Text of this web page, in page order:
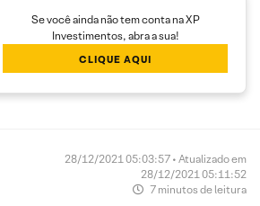
Se você ainda não tem conta na XP
Investimentos, abra a sua!
CLIQUE AQUI
28/12/2021 05:03:57 • Atualizado em
28/12/2021 05:11:52
7 minutos de leitura